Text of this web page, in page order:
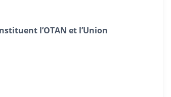
l’OTAN et l’Union